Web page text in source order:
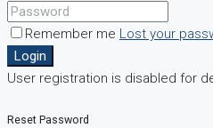
Remember me Lost your
Login
User registration is disabled for
Reset Password